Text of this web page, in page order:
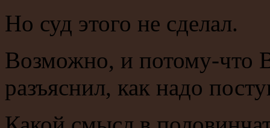
Но суд этого не сделал.
Возможно, и потому-что
разъяснил, как надо